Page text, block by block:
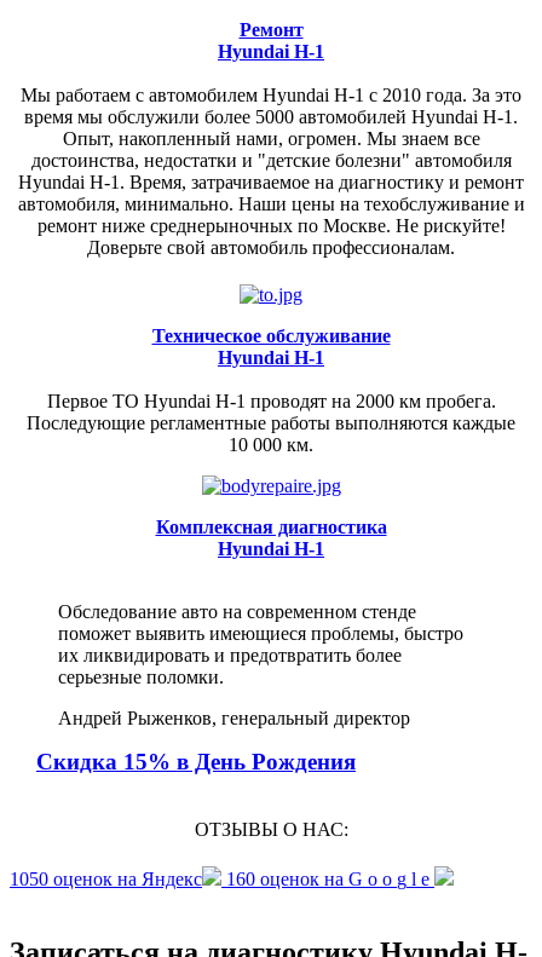
Ремонт
Hyundai H-1
Мы работаем с автомобилем Hyundai H-1 c 2010 года. За это
время мы обслужили более 5000 автомобилей Hyundai H-1.
Опыт, накопленный нами, огромен. Мы знаем все
достоинства, недостатки и "детские болезни" автомобиля
Hyundai H-1. Время, затрачиваемое на диагностику и ремонт
автомобиля, минимально. Наши цены на техобслуживание и
ремонт ниже среднерыночных по Москве. Не рискуйте!
Доверьте свой автомобиль профессионалам.
Техническое обслуживание
Hyundai H-1
Первое ТО Hyundai H-1 проводят на 2000 км пробега.
Последующие регламентные работы выполняются каждые
10 000 км.
Комплексная диагностика
Hyundai H-1
Обследование авто на современном стенде
поможет выявить имеющиеся проблемы, быстро
их ликвидировать и предотвратить более
серьезные поломки.
Андрей Рыженков, генеральный директор
Скидка 15% в День Рождения
ОТЗЫВЫ О НАС:
1050 оценок на Яндекс 160 оценок на G o o g l e